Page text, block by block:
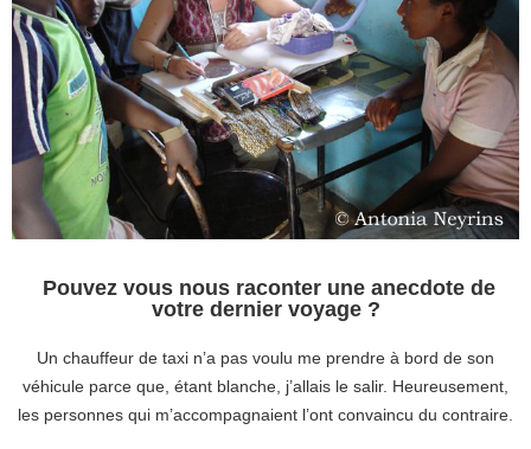
Pouvez vous nous raconter une anecdote de
votre dernier voyage ?
Un chauffeur de taxi n’a pas voulu me prendre à bord de son
véhicule parce que, étant blanche, j’allais le salir. Heureusement,
les personnes qui m’accompagnaient l’ont convaincu du contraire.